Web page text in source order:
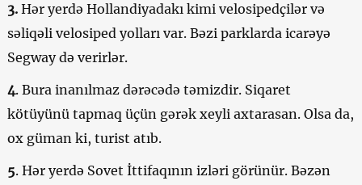
3.Hər yerdə Hollandiyadakı kimi velosipedçilər və
səliqəli velosiped yolları var. Bəzi parklarda icarəyə
Segway də verirlər.
4. Bura inanılmaz dərəcədə təmizdir. Siqaret
kötüyünü tapmaq üçün gərək xeyli axtarasan. Olsa da,
ox güman ki, turist atıb.
5. Hər yerdə Sovet İttifaqının izləri görünür. Bəzən